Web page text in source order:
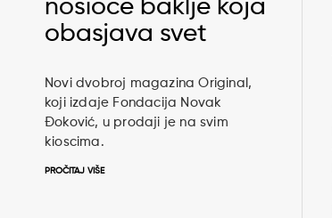
nosioce baklje koja
obasjava svet
Novi dvobroj magazina Original,
koji izdaje Fondacija Novak
Đoković, u prodaji je na svim
kioscima.
PROČITAJ VIŠE